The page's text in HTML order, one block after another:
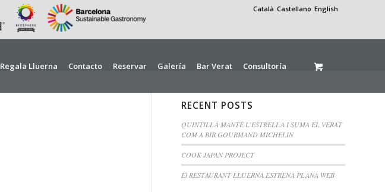
Català Castellano English
Regala Lluerna Contacto Reservar Galería Bar Verat Consultoría
RECENT POSTS
QUINTILLÀ MANTÉ L’ESTRELLA I SUMA EL VERAT
COM A BIB GOURMAND MICHELIN
COOK JAPAN PROJECT
El RESTAURANT LLUERNA ESTRENA PLANA WEB